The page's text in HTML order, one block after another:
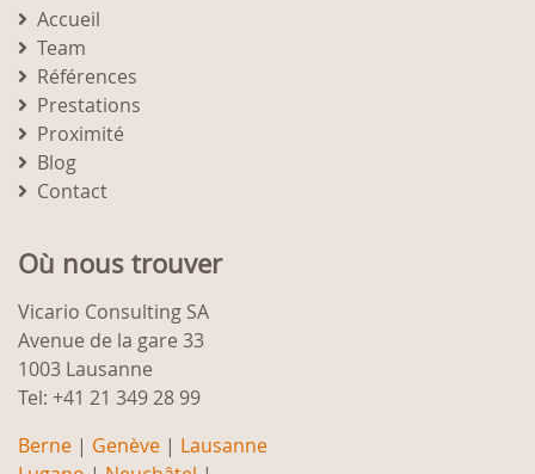
Accueil
Team
Références
Prestations
Proximité
Blog
Contact
Où nous trouver
Vicario Consulting SA
Avenue de la gare 33
1003 Lausanne
Tel: +41 21 349 28 99
Berne | Genève | Lausanne